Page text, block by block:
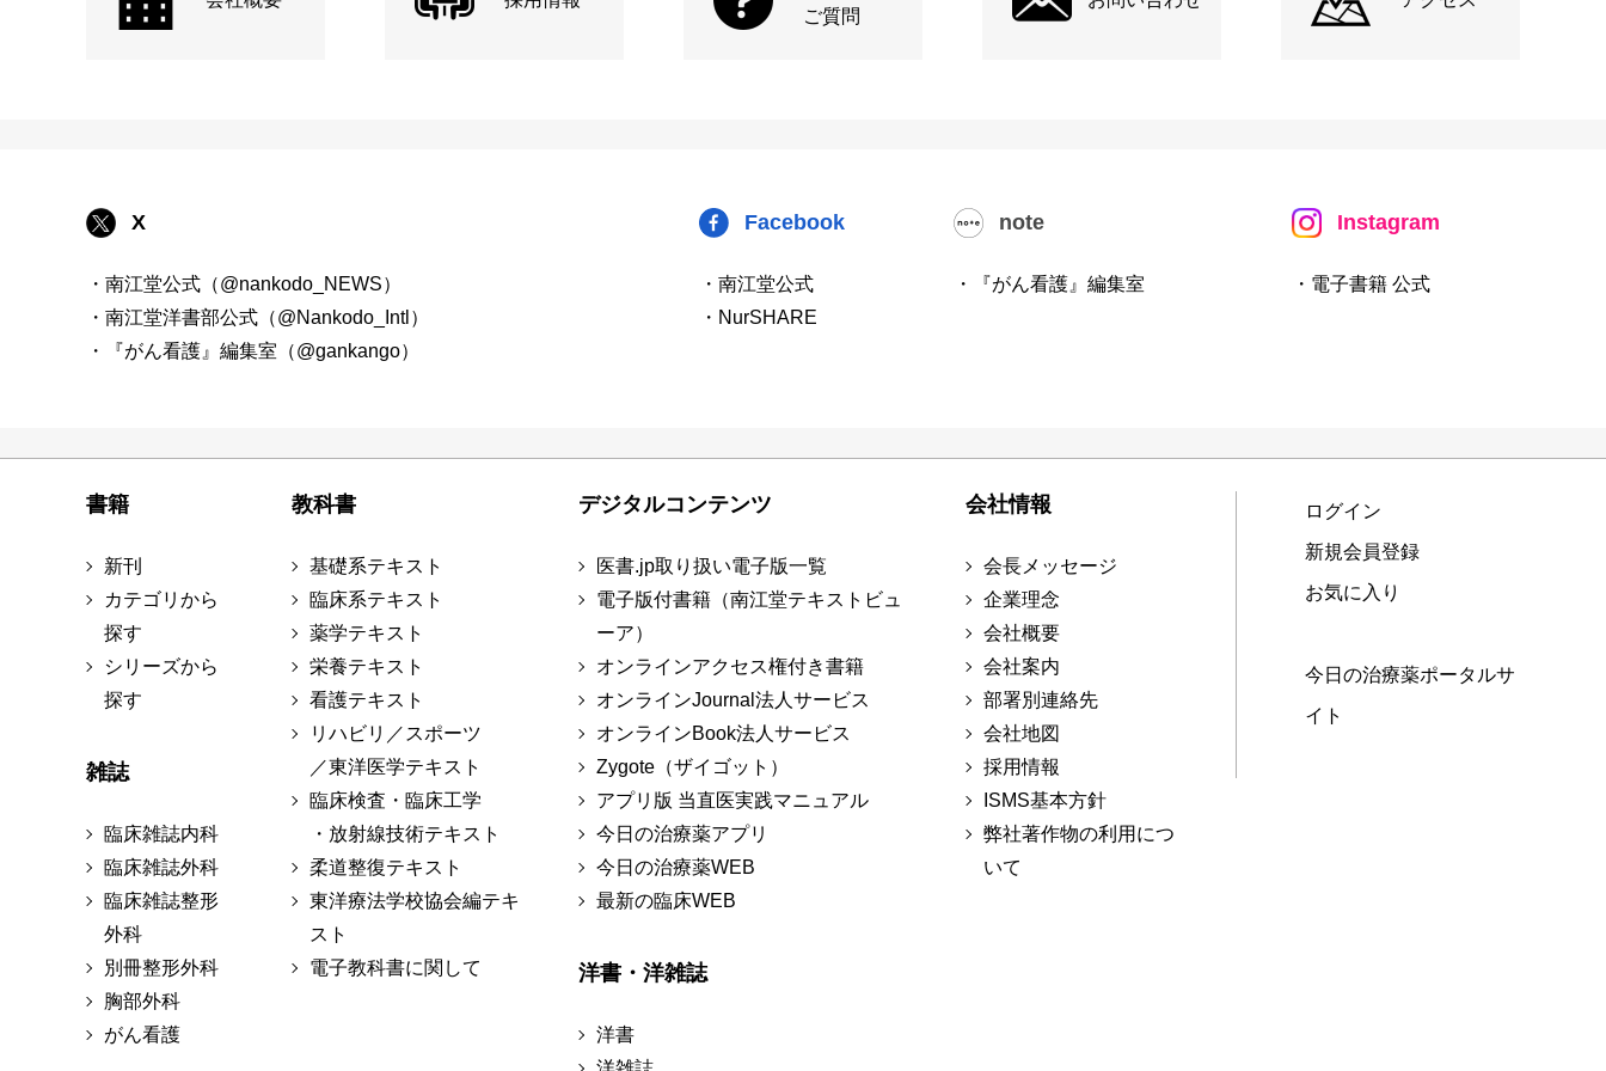
ご質問
X
・南江堂公式（@nankodo_NEWS）
・南江堂洋書部公式（@Nankodo_Intl）
・『がん看護』編集室（@gankango）
Facebook
・南江堂公式
・NurSHARE
note
・『がん看護』編集室
Instagram
・電子書籍 公式
書籍
新刊
カテゴリから
探す
シリーズから
探す
雑誌
臨床雑誌内科
臨床雑誌外科
臨床雑誌整形
外科
別冊整形外科
胸部外科
がん看護
教科書
基礎系テキスト
臨床系テキスト
薬学テキスト
栄養テキスト
看護テキスト
リハビリ／スポーツ
／東洋医学テキスト
臨床検査・臨床工学
・放射線技術テキスト
柔道整復テキスト
東洋療法学校協会編テキ
スト
電子教科書に関して
デジタルコンテンツ
医書.jp取り扱い電子版一覧
電子版付書籍（南江堂テキストビュ
ーア）
オンラインアクセス権付き書籍
オンラインJournal法人サービス
オンラインBook法人サービス
Zygote（ザイゴット）
アプリ版 当直医実践マニュアル
今日の治療薬アプリ
今日の治療薬WEB
最新の臨床WEB
洋書・洋雑誌
洋書
会社情報
会長メッセージ
企業理念
会社概要
会社案内
部署別連絡先
会社地図
採用情報
ISMS基本方針
弊社著作物の利用につ
いて
ログイン
新規会員登録
お気に入り
今日の治療薬ポータルサ
イト